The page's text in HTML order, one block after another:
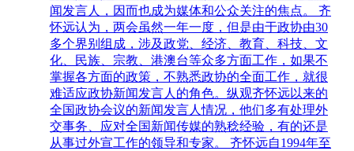
闻发言人，因而也成为媒体和公众关注的焦点。 齐
怀远认为，两会虽然一年一度，但是由于政协由30
多个界别组成，涉及政党、经济、教育、科技、文
化、民族、宗教、港澳台等众多方面工作，如果不
掌握各方面的政策，不熟悉政协的全面工作，就很
难适应政协新闻发言人的角色。纵观齐怀远以来的
全国政协会议的新闻发言人情况，他们多有处理外
交事务、应对全国新闻传媒的熟稔经验，有的还是
从事过外宣工作的领导和专家。 齐怀远自1994年至